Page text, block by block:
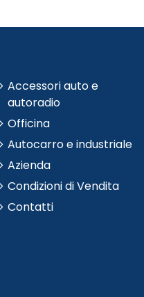
Accessori auto e
autoradio
Officina
Autocarro e industriale
Azienda
Condizioni di Vendita
Contatti